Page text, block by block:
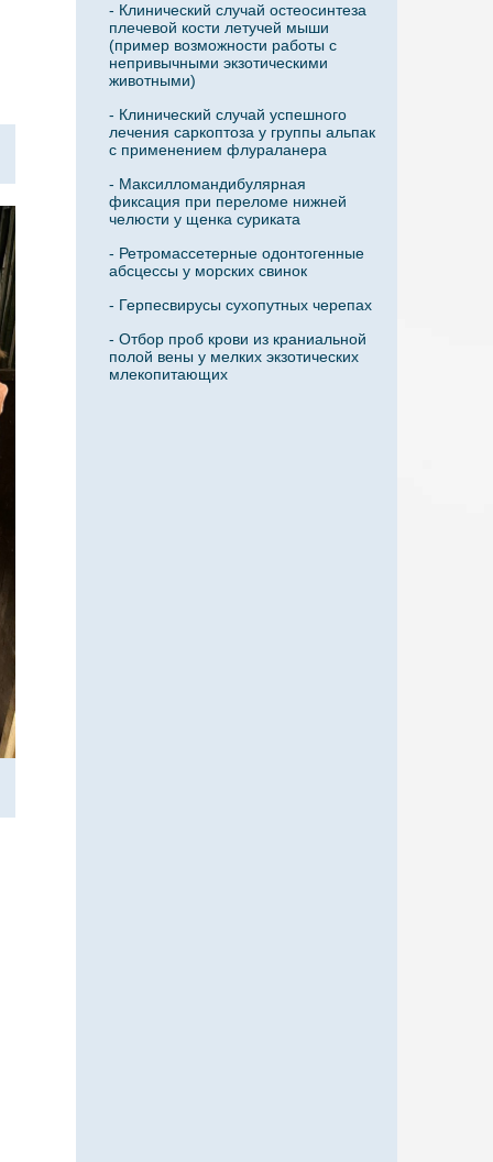
- Клинический случай остеосинтеза
плечевой кости летучей мыши
(пример возможности работы с
непривычными экзотическими
животными)
- Клинический случай успешного
лечения саркоптоза у группы альпак
с применением флураланера
- Максилломандибулярная
фиксация при переломе нижней
челюсти у щенка суриката
- Ретромасcетерные одонтогенные
абсцессы у морских свинок
- Герпесвирусы сухопутных черепах
- Отбор проб крови из краниальной
полой вены у мелких экзотических
млекопитающих